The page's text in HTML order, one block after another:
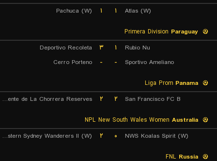
Atlas (W)
۱ ۱ Pachuca (W)
Paraguay
Rubio Nu
۱ ۳
Deportivo Recoleta
Sportivo Ameliano
-
-
Cerro Porteno
Panama
San Francisco FC B
۲ ۲ CA Independiente de La Chorrera Reserves
Australia
NWS Koalas Spirit (W)
۰ ۲ Western Sydney Wanderers II (W)
Russia